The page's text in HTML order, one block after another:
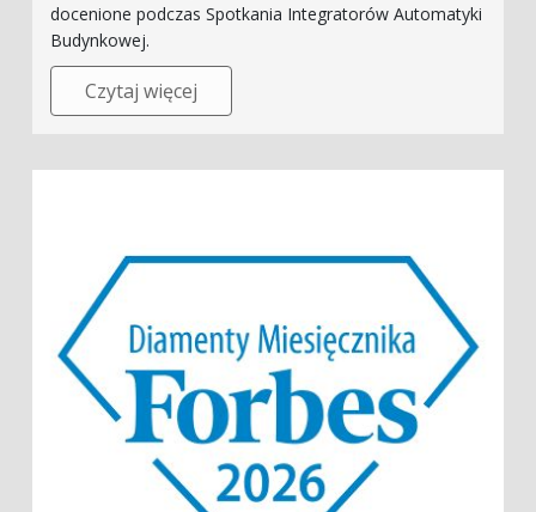
docenione podczas Spotkania Integratorów Automatyki
Budynkowej.
Czytaj więcej